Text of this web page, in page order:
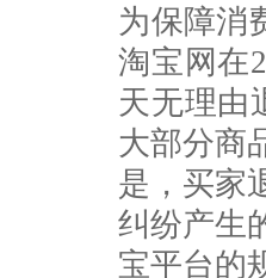
为保障消
淘宝网在
天无理由
大部分商
是，买家
纠纷产生
宝平台的